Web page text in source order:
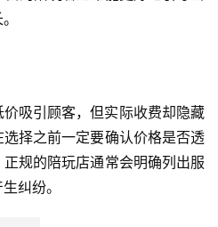
吸引顾客，但实际收费却隐藏
择之前一定要确认价格是否透
规的陪玩店通常会明确列出服
纠纷。